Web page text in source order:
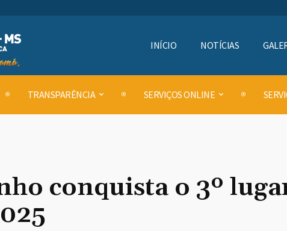
INÍCIO NOTÍCIAS
TRANSPARÊNCIA SERVIÇOS ONLINE
conquista o 3º